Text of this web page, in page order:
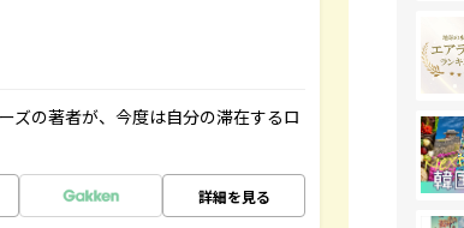
ズの著者が、今度は自分の滞在するロ
詳細を見る